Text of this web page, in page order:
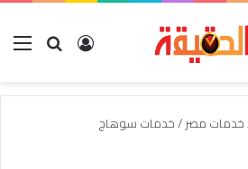
بحث عنتسجيل
خدمات مصر/خدمات سوهاج